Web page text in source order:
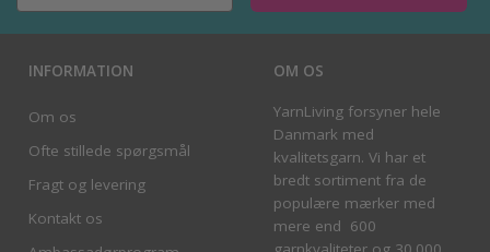
INFORMATION
Om os
Ofte stillede spørgsmål
Fragt og levering
Kontakt os
OM OS
YarnLiving forsyner hele
Danmark med
kvalitetsgarn. Vi har et
bredt sortiment fra de
populære mærker med
mere end 600